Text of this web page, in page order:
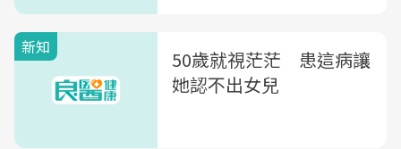
新知
50歲就視茫茫 患這病讓
她認不出女兒